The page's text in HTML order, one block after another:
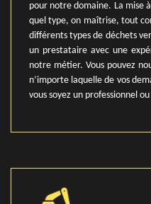
pour notre domaine. La mise
quel type, on maîtrise, tout
différents types de déchets
un prestataire avec une
notre métier. Vous pouvez
n’importe laquelle de vos
vous soyez un professionnel